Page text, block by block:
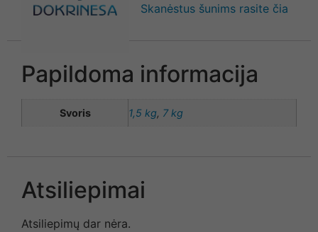
Skanėstus šunims rasite čia
Papildoma informacija
Svoris 1,5 kg, 7 kg
Atsiliepimai
Atsiliepimų dar nėra.